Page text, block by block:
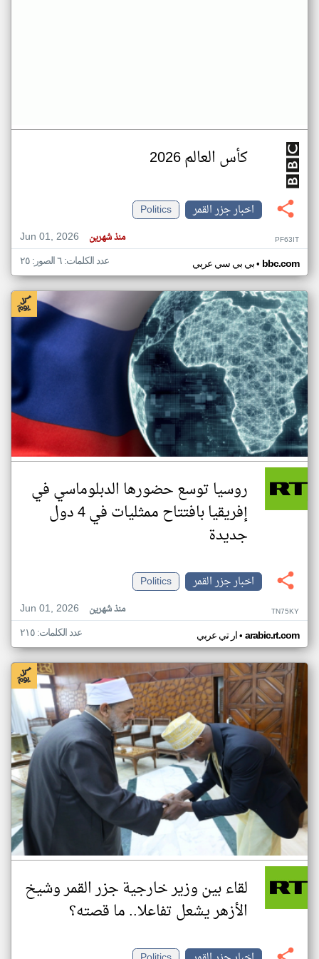
كأس العالم 2026
اخبار جزر القمر
Politics
Jun 01, 2026
منذ شهرين PF63IT
بي بي سي عربي• bbc.com عدد الكلمات: ٦ الصور: ٢٥
روسيا توسع حضورها الدبلوماسي في
إفريقيا بافتتاح ممثليات في 4 دول
جديدة
اخبار جزر القمر
Politics
Jun 01, 2026
منذ شهرين TN75KY
ار تي عربي• arabic.rt.com عدد الكلمات: ٢١٥
لقاء بين وزير خارجية جزر القمر وشيخ
الأزهر يشعل تفاعلا.. ما قصته؟